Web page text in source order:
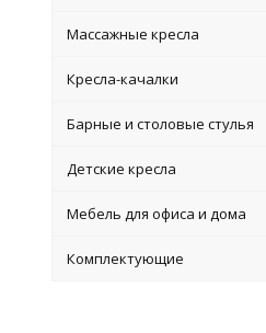
Массажные кресла
Кресла-качалки
Барные и столовые стулья
Детские кресла
Мебель для офиса и дома
Комплектующие